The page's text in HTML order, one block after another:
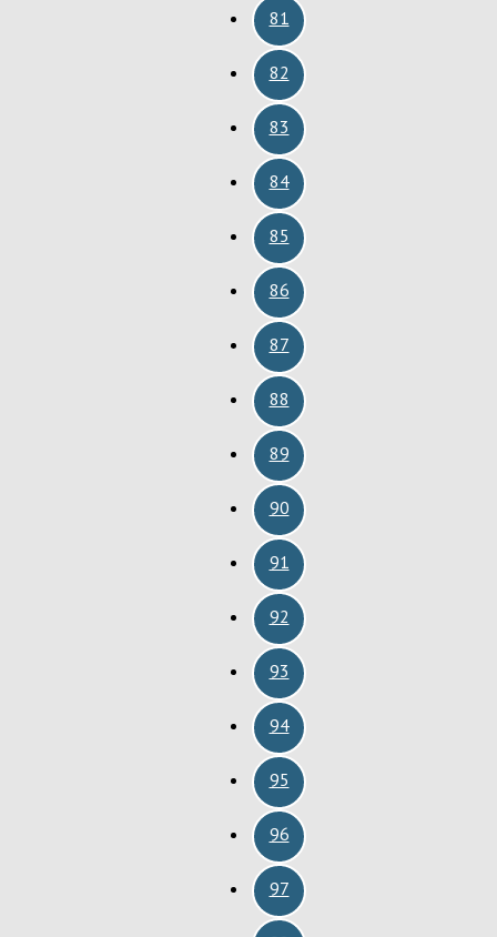
81
82
83
84
85
86
87
88
89
90
91
92
93
94
95
96
97